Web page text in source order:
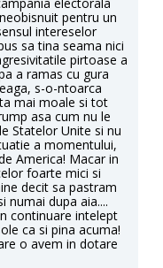
pentru un
intereselor
sa tina seama nici
pirtoase a
a ramas cu gura
s-o-ntoarca
mai moale si tot
asa cum nu le
Statelor Unite si nu
a momentului,
America! Macar in
foarte mici si
decit sa pastram
numai dupa aia....
continuare intelept
ca si pina acuma!
o avem in dotare